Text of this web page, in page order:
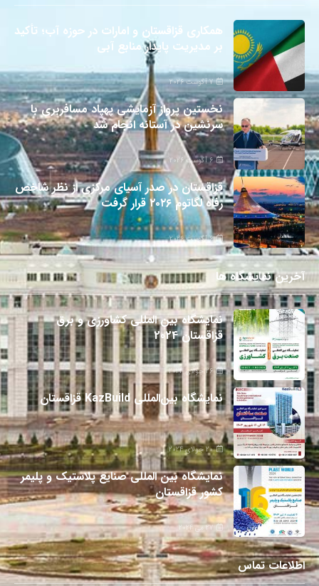
همکاری قزاقستان و امارات در حوزه آب؛ تأکید
بر مدیریت پایدار منابع آبی
7 آگوست 2026
نخستین پرواز آزمایشی پهپاد مسافربری با
سرنشین در آستانه انجام شد
6 آگوست 2026
قزاقستان در صدر آسیای مرکزی از نظر شاخص
رفاه لگاتوم ۲۰۲۶ قرار گرفت
6 آگوست 2026
آخرین نمایشگاه ها
نمایشگاه بین المللی کشاورزی و برق
قزاقستان 2024
26 جولای 2024
نمایشگاه بین‌المللی KazBuild قزاقستان
20 جولای 2024
نمایشگاه بین المللی صنایع پلاستیک و پلیمر
کشور قزاقستان
27 می 2024
اطلاعات تماس